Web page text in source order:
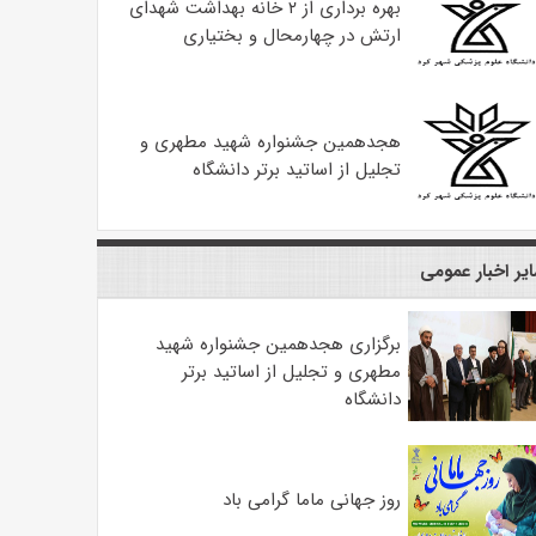
بهره ‌برداری از ۲ خانه بهداشت شهدای
ارتش در چهارمحال و بختیاری
هجدهمین جشنواره شهید مطهری و
تجلیل از اساتید برتر دانشگاه
اخبار عمومی
برگزاری هجدهمین جشنواره شهید
مطهری و تجلیل از اساتید برتر
دانشگاه
روز جهانی ماما گرامی باد